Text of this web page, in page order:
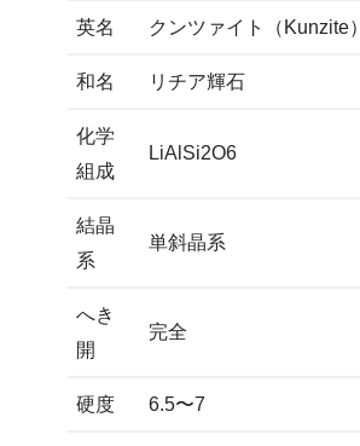
英名 クンツァイト（Kunzite）
和名 リチア輝石
化学
組成
LiAlSi2O6
結晶
系
単斜晶系
へき
開
完全
硬度 6.5〜7